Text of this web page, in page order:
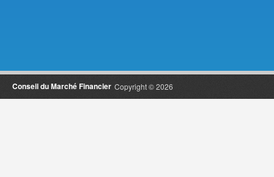
Copyright © 2026
Conseil du Marché Financier